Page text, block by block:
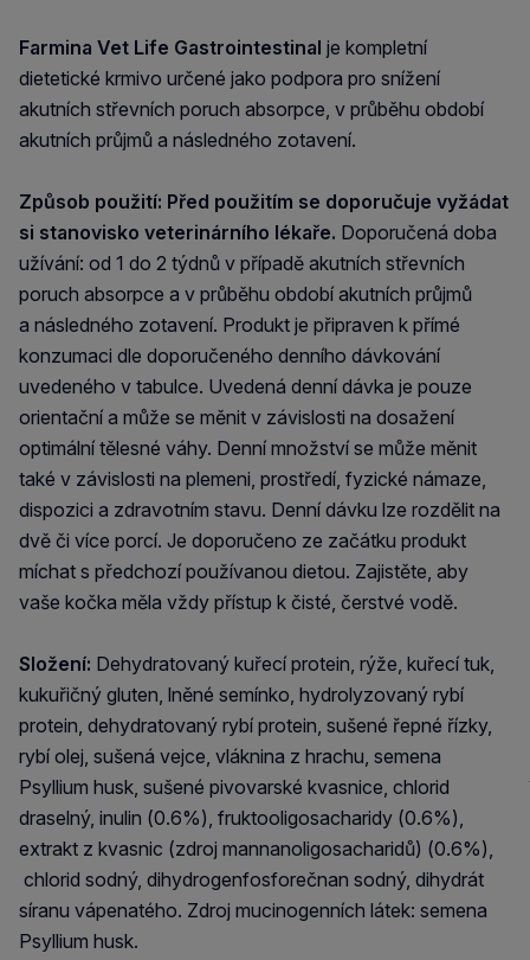
Farmina Vet Life Gastrointestinal je kompletní
dietetické krmivo určené jako podpora pro snížení
akutních střevních poruch absorpce, v průběhu období
akutních průjmů a následného zotavení.
Způsob použití: Před použitím se doporučuje vyžádat
si stanovisko veterinárního lékaře. Doporučená doba
užívání: od 1 do 2 týdnů v případě akutních střevních
poruch absorpce a v průběhu období akutních průjmů
a následného zotavení. Produkt je připraven k přímé
konzumaci dle doporučeného denního dávkování
uvedeného v tabulce. Uvedená denní dávka je pouze
orientační a může se měnit v závislosti na dosažení
optimální tělesné váhy. Denní množství se může měnit
také v závislosti na plemeni, prostředí, fyzické námaze,
dispozici a zdravotním stavu. Denní dávku lze rozdělit na
dvě či více porcí. Je doporučeno ze začátku produkt
míchat s předchozí používanou dietou. Zajistěte, aby
vaše kočka měla vždy přístup k čisté, čerstvé vodě.
Složení: Dehydratovaný kuřecí protein, rýže, kuřecí tuk,
kukuřičný gluten, lněné semínko, hydrolyzovaný rybí
protein, dehydratovaný rybí protein, sušené řepné řízky,
rybí olej, sušená vejce, vláknina z hrachu, semena
Psyllium husk, sušené pivovarské kvasnice, chlorid
draselný, inulin (0.6%), fruktooligosacharidy (0.6%),
extrakt z kvasnic (zdroj mannanoligosacharidů) (0.6%),
chlorid sodný, dihydrogenfosforečnan sodný, dihydrát
síranu vápenatého. Zdroj mucinogenních látek: semena
Psyllium husk.